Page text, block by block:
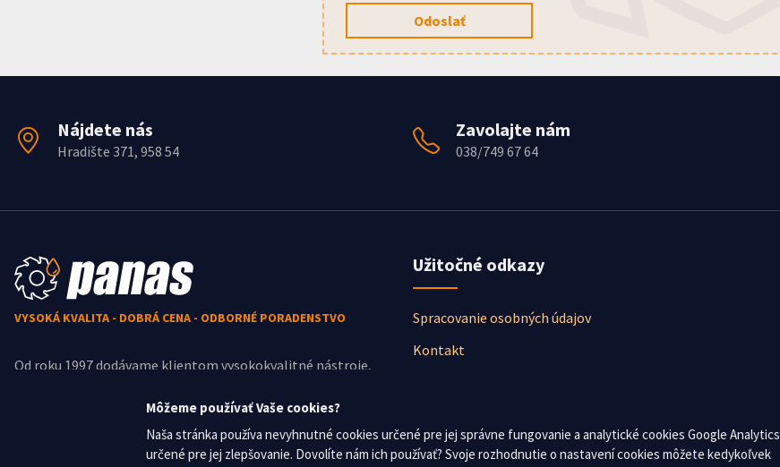
Môžeme používať Vaše cookies?
Naša stránka používa nevyhnutné cookies určené pre jej správne fungovanie a analytické cookies Google Analytics
určené pre jej zlepšovanie. Dovolíte nám ich používať? Svoje rozhodnutie o nastavení cookies môžete kedykoľvek
Odoslať
Nájdete nás
Hradište 371, 958 54
Zavolajte nám
038/749 67 64
VYSOKÁ KVALITA - DOBRÁ CENA - ODBORNÉ PORADENSTVO
Od roku 1997 dodávame klientom vysokokvalitné nástroje,
navrhujeme a zabezpečujeme výrobu špeciálnych nástrojov.
Užitočné odkazy
Spracovanie osobných údajov
Kontakt